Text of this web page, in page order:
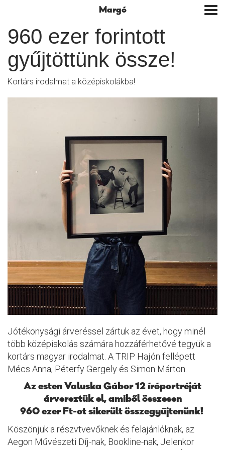
Margó
960 ezer forintott
gyűjtöttünk össze!
Kortárs irodalmat a középiskolákba!
Jótékonysági árveréssel zártuk az évet, hogy minél
több középiskolás számára hozzáférhetővé tegyük a
kortárs magyar irodalmat. A TRIP Hajón fellépett
Mécs Anna, Péterfy Gergely és Simon Márton.
Az esten Valuska Gábor 12 íróportréját
árvereztük el, amiből összesen
960 ezer Ft-ot sikerült összegyűjtenünk!
Köszönjük a részvtvevőknek és felajánlóknak, az
Aegon Művészeti Díj-nak, Bookline-nak, Jelenkor